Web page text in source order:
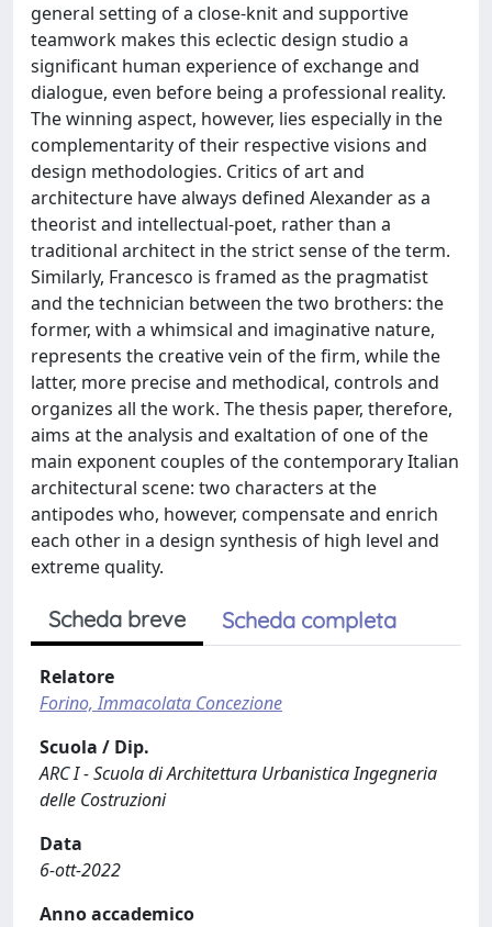
general setting of a close-knit and supportive
teamwork makes this eclectic design studio a
significant human experience of exchange and
dialogue, even before being a professional reality.
The winning aspect, however, lies especially in the
complementarity of their respective visions and
design methodologies. Critics of art and
architecture have always defined Alexander as a
theorist and intellectual-poet, rather than a
traditional architect in the strict sense of the term.
Similarly, Francesco is framed as the pragmatist
and the technician between the two brothers: the
former, with a whimsical and imaginative nature,
represents the creative vein of the firm, while the
latter, more precise and methodical, controls and
organizes all the work. The thesis paper, therefore,
aims at the analysis and exaltation of one of the
main exponent couples of the contemporary Italian
architectural scene: two characters at the
antipodes who, however, compensate and enrich
each other in a design synthesis of high level and
extreme quality.
Scheda breve Scheda completa
Relatore
Forino, Immacolata Concezione
Scuola / Dip.
ARC I - Scuola di Architettura Urbanistica Ingegneria
delle Costruzioni
Data
6-ott-2022
Anno accademico